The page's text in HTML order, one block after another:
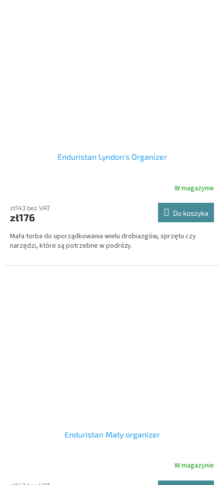
Enduristan Lyndon's Organizer
W magazynie
zł143 bez VAT
zł176 Do koszyka
Mała torba do uporządkowania wielu drobiazgów, sprzętu czy
narzędzi, które są potrzebne w podróży.
Enduristan Mały organizer
W magazynie